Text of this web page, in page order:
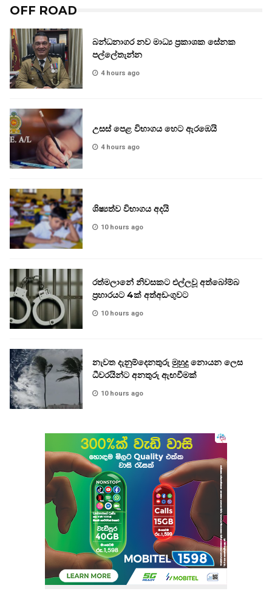
OFF ROAD
බන්ධනාගර නව මාධ්‍ය ප්‍රකාශක සේනක
පල්ලේතැන්න
4 hours ago
උසස් පෙළ විභාගය හෙට ඇරඹෙයි
4 hours ago
ශිෂ්‍යත්ව විභාගය අදයි
10 hours ago
රත්මලානේ නිවසකට එල්ලවූ අත්බෝම්බ
ප්‍රහාරයට 4ක් අත්අඩංගුවට
10 hours ago
නැවත දැනුම්දෙනතුරු මුහුදු නොයන ලෙස
ධීවරයින්ට අනතුරු ඇඟවීමක්
10 hours ago